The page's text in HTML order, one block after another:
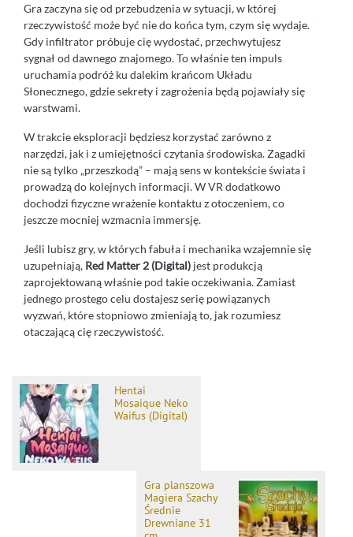
Gra zaczyna się od przebudzenia w sytuacji, w której
rzeczywistość może być nie do końca tym, czym się wydaje.
Gdy infiltrator próbuje cię wydostać, przechwytujesz
sygnał od dawnego znajomego. To właśnie ten impuls
uruchamia podróż ku dalekim krańcom Układu
Słonecznego, gdzie sekrety i zagrożenia będą pojawiały się
warstwami.
W trakcie eksploracji będziesz korzystać zarówno z
narzędzi, jak i z umiejętności czytania środowiska. Zagadki
nie są tylko „przeszkodą” – mają sens w kontekście świata i
prowadzą do kolejnych informacji. W VR dodatkowo
dochodzi fizyczne wrażenie kontaktu z otoczeniem, co
jeszcze mocniej wzmacnia immersję.
Jeśli lubisz gry, w których fabuła i mechanika wzajemnie się
uzupełniają, Red Matter 2 (Digital) jest produkcją
zaprojektowaną właśnie pod takie oczekiwania. Zamiast
jednego prostego celu dostajesz serię powiązanych
wyzwań, które stopniowo zmieniają to, jak rozumiesz
otaczającą cię rzeczywistość.
Hentai
Mosaique Neko
Waifus (Digital)
Gra planszowa
Magiera Szachy
Średnie
Drewniane 31